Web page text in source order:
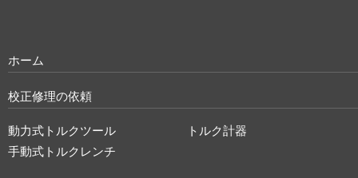
ホーム
校正修理の依頼
動力式トルクツール
トルク計器
手動式トルクレンチ